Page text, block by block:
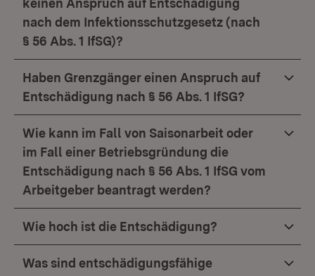
keinen Anspruch auf Entschädigung
nach dem Infektionsschutzgesetz (nach
§ 56 Abs. 1 IfSG)?
Haben Grenzgänger einen Anspruch auf
Entschädigung nach § 56 Abs. 1 IfSG?
Wie kann im Fall von Saisonarbeit oder
im Fall einer Betriebsgründung die
Entschädigung nach § 56 Abs. 1 IfSG vom
Arbeitgeber beantragt werden?
Wie hoch ist die Entschädigung?
Was sind entschädigungsfähige